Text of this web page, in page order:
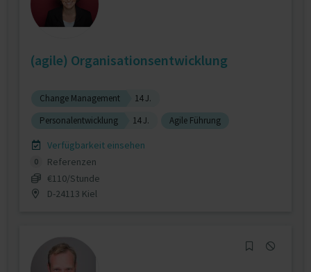
(agile) Organisationsentwicklung
Change Management
14 J.
Personalentwicklung
14 J. Agile Führung
Verfügbarkeit einsehen
0
Referenzen
€110/Stunde
D-24113 Kiel